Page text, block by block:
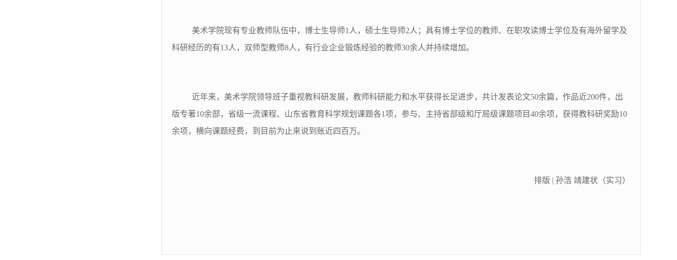
美术学院现有专业教师队伍中，博士生导师1人，硕士生导师2人；具有博士学位的教师、在职攻读博士学位及有海外留学及
科研经历的有13人，双师型教师8人，有行业企业锻炼经验的教师30余人并持续增加。
近年来，美术学院领导班子重视教科研发展，教师科研能力和水平获得长足进步，共计发表论文50余篇，作品近200件，出
版专著10余部，省级一流课程、山东省教育科学规划课题各1项，参与、主持省部级和厅局级课题项目40余项，获得教科研奖励10
余项，横向课题经费，到目前为止来说到账近四百万。
排版 | 孙浩 靖建状（实习）